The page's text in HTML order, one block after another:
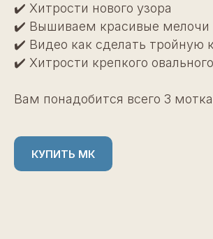
✔️ Хитрости нового узора
✔️ Вышиваем красивые мелочи
✔️ Видео как сделать тройную
✔️ Хитрости крепкого
Вам понадобится всего 3
КУПИТЬ МК